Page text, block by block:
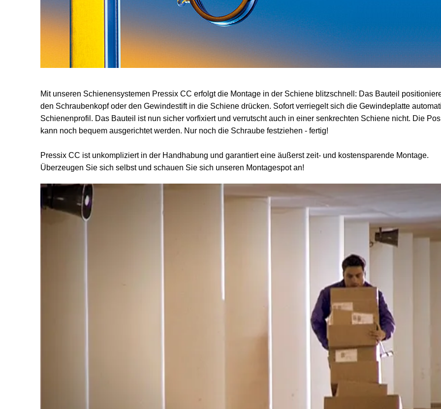
Mit unseren Schienensystemen Pressix CC erfolgt die Montage in der Schiene blitzschnell: Das Bauteil
den Schraubenkopf oder den Gewindestift in die Schiene drücken. Sofort verriegelt sich die Gewindeplatte
Schienenprofil. Das Bauteil ist nun sicher vorfixiert und verrutscht auch in einer senkrechten Schiene nicht. Die
kann noch bequem ausgerichtet werden. Nur noch die Schraube festziehen - fertig!
Pressix CC ist unkompliziert in der Handhabung und garantiert eine äußerst zeit- und kostensparende Montage.
Überzeugen Sie sich selbst und schauen Sie sich unseren Montagespot an!